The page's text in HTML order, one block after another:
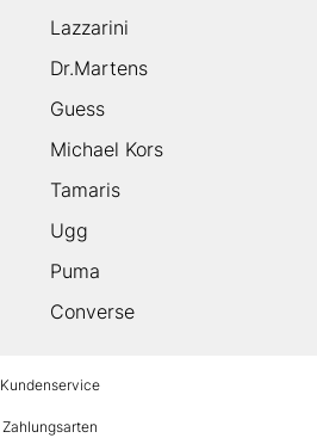
Lazzarini
Dr.Martens
Guess
Michael Kors
Tamaris
Ugg
Puma
Converse
Kundenservice
Zahlungsarten